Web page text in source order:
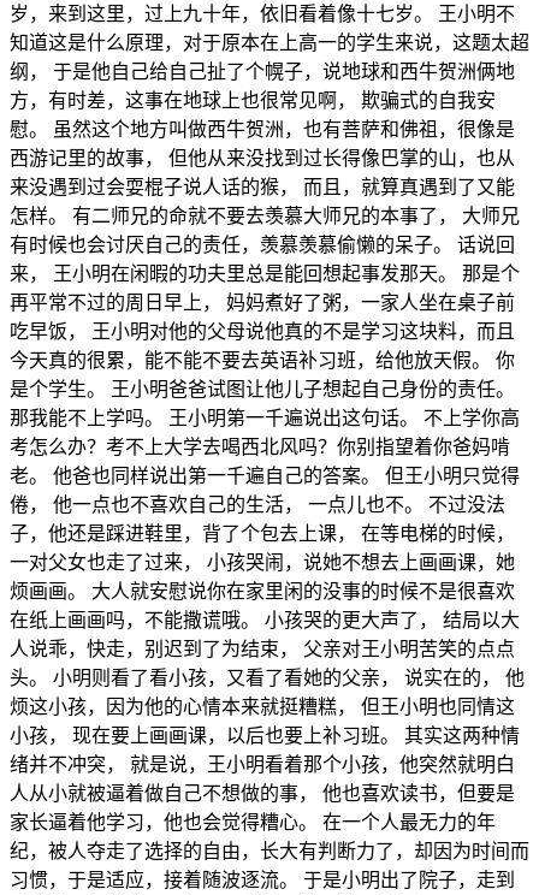
岁，来到这里，过上九十年，依旧看着像十七岁。 王小明不
知道这是什么原理，对于原本在上高一的学生来说，这题太超
纲， 于是他自己给自己扯了个幌子，说地球和西牛贺洲俩地
方，有时差，这事在地球上也很常见啊， 欺骗式的自我安
慰。 虽然这个地方叫做西牛贺洲，也有菩萨和佛祖，很像是
西游记里的故事， 但他从来没找到过长得像巴掌的山，也从
来没遇到过会耍棍子说人话的猴， 而且，就算真遇到了又能
怎样。 有二师兄的命就不要去羡慕大师兄的本事了， 大师兄
有时候也会讨厌自己的责任，羡慕羡慕偷懒的呆子。 话说回
来， 王小明在闲暇的功夫里总是能回想起事发那天。 那是个
再平常不过的周日早上， 妈妈煮好了粥，一家人坐在桌子前
吃早饭， 王小明对他的父母说他真的不是学习这块料，而且
今天真的很累，能不能不要去英语补习班，给他放天假。 你
是个学生。 王小明爸爸试图让他儿子想起自己身份的责任。
那我能不上学吗。 王小明第一千遍说出这句话。 不上学你高
考怎么办？考不上大学去喝西北风吗？你别指望着你爸妈啃
老。 他爸也同样说出第一千遍自己的答案。 但王小明只觉得
倦， 他一点也不喜欢自己的生活， 一点儿也不。 不过没法
子，他还是踩进鞋里，背了个包去上课， 在等电梯的时候，
一对父女也走了过来， 小孩哭闹，说她不想去上画画课，她
烦画画。 大人就安慰说你在家里闲的没事的时候不是很喜欢
在纸上画画吗，不能撒谎哦。 小孩哭的更大声了， 结局以大
人说乖，快走，别迟到了为结束， 父亲对王小明苦笑的点点
头。 小明则看了看小孩，又看了看她的父亲， 说实在的， 他
烦这小孩，因为他的心情本来就挺糟糕， 但王小明也同情这
小孩， 现在要上画画课，以后也要上补习班。 其实这两种情
绪并不冲突， 就是说，王小明看着那个小孩，他突然就明白
人从小就被逼着做自己不想做的事， 他也喜欢读书，但要是
家长逼着他学习，他也会觉得糟心。 在一个人最无力的年
纪，被人夺走了选择的自由，长大有判断力了，却因为时间而
习惯，于是适应，接着随波逐流。 于是小明出了院子，走到